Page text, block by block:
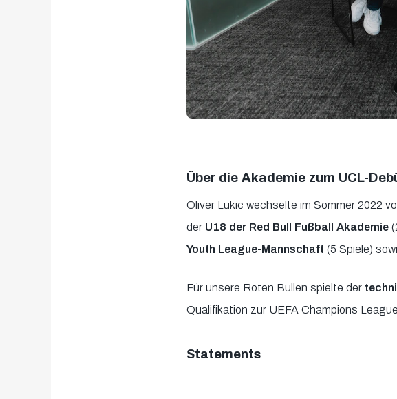
Über die Akademie zum UCL-
Oliver Lukic wechselte im Sommer 2022
der U18 der Red Bull Fußball Akademie
Youth League-Mannschaft (5 Spiele)
Für unsere Roten Bullen spielte der
Qualifikation zur UEFA Champions
Statements